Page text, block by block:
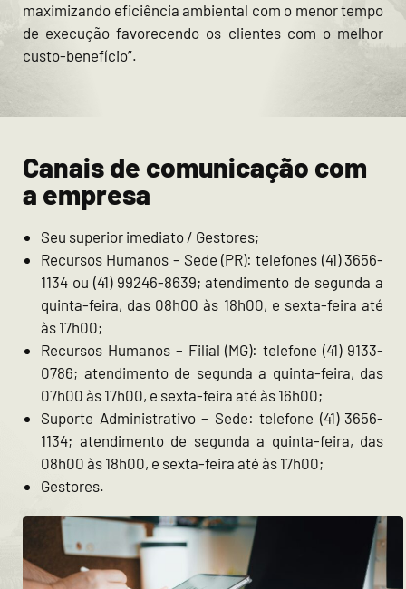
maximizando eficiência ambiental com o menor tempo
de execução favorecendo os clientes com o melhor
custo-benefício”.
Canais de comunicação com
a empresa
Seu superior imediato / Gestores;
Recursos Humanos – Sede (PR): telefones (41) 3656-
1134 ou (41) 99246-8639; atendimento de segunda a
quinta-feira, das 08h00 às 18h00, e sexta-feira até
às 17h00;
Recursos Humanos – Filial (MG): telefone (41) 9133-
0786; atendimento de segunda a quinta-feira, das
07h00 às 17h00, e sexta-feira até às 16h00;
Suporte Administrativo – Sede: telefone (41) 3656-
1134; atendimento de segunda a quinta-feira, das
08h00 às 18h00, e sexta-feira até às 17h00;
Gestores.